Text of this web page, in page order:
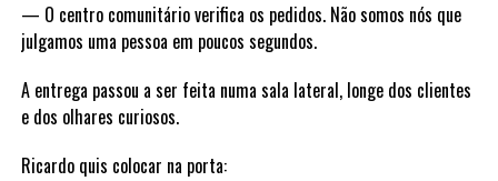
— O centro comunitário verifica os pedidos. Não somos nós que
julgamos uma pessoa em poucos segundos.
A entrega passou a ser feita numa sala lateral, longe dos clientes
e dos olhares curiosos.
Ricardo quis colocar na porta: